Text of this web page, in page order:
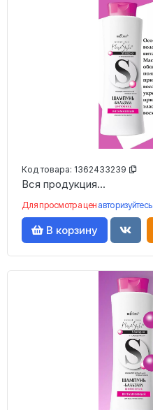
Код товара: 1362433239
Вся продукция...
Для просмотра цен авторизуйтесь
В корзину